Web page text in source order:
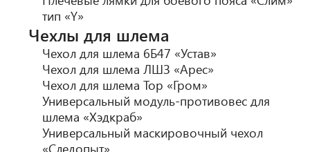
тип «Y»
Чехлы для шлема
Чехол для шлема 6Б47 «Устав»
Чехол для шлема ЛШЗ «Арес»
Чехол для шлема Тор «Гром»
Универсальный модуль-противовес для
шлема «Хэдкраб»
Универсальный маскировочный чехол
«Следопыт»